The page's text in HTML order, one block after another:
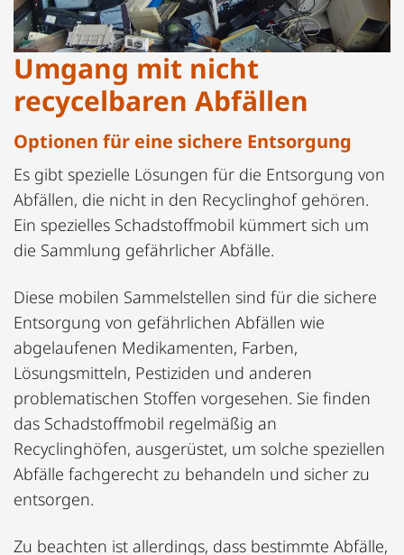
Umgang mit nicht
recycelbaren Abfällen
Optionen für eine sichere Entsorgung
Es gibt spezielle Lösungen für die Entsorgung von
Abfällen, die nicht in den Recyclinghof gehören.
Ein spezielles Schadstoffmobil kümmert sich um
die Sammlung gefährlicher Abfälle.
Diese mobilen Sammelstellen sind für die sichere
Entsorgung von gefährlichen Abfällen wie
abgelaufenen Medikamenten, Farben,
Lösungsmitteln, Pestiziden und anderen
problematischen Stoffen vorgesehen. Sie finden
das Schadstoffmobil regelmäßig an
Recyclinghöfen, ausgerüstet, um solche speziellen
Abfälle fachgerecht zu behandeln und sicher zu
entsorgen.
Zu beachten ist allerdings, dass bestimmte Abfälle,